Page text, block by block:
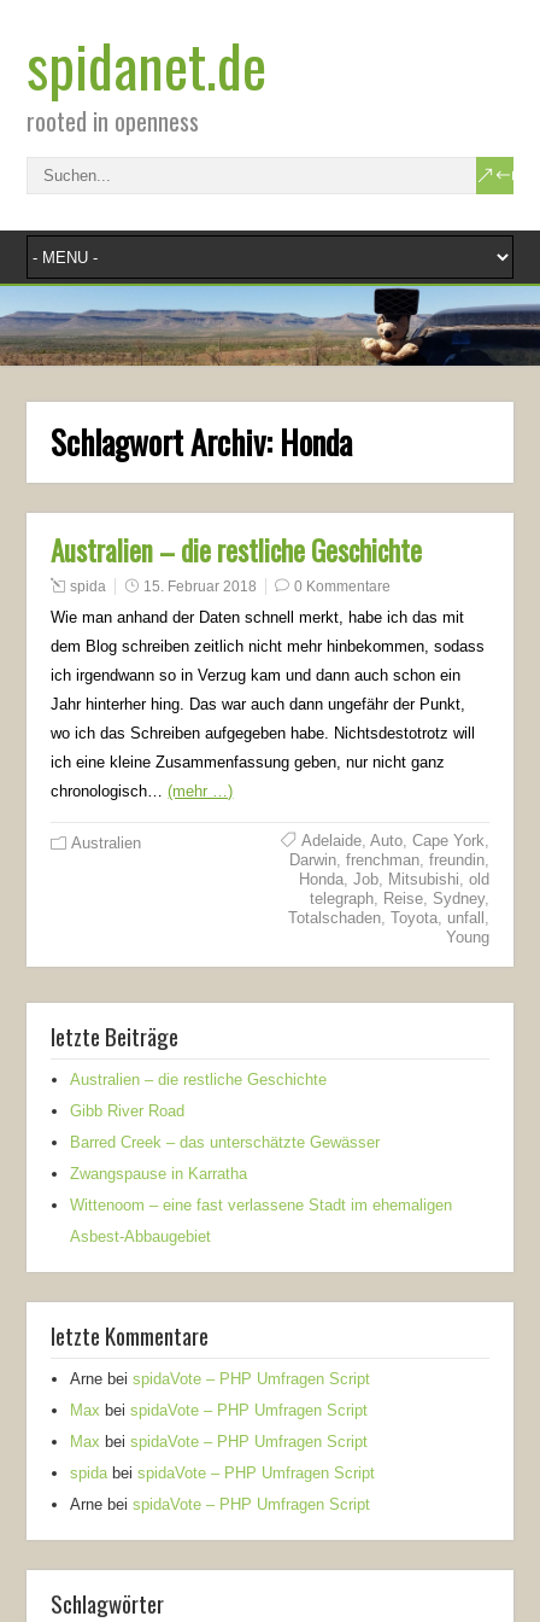
spidanet.de
rooted in openness
Schlagwort Archiv: Honda
Australien – die restliche Geschichte
spida 15. Februar 2018 0 Kommentare
Wie man anhand der Daten schnell merkt, habe ich das mit
dem Blog schreiben zeitlich nicht mehr hinbekommen, sodass
ich irgendwann so in Verzug kam und dann auch schon ein
Jahr hinterher hing. Das war auch dann ungefähr der Punkt,
wo ich das Schreiben aufgegeben habe. Nichtsdestotrotz will
ich eine kleine Zusammenfassung geben, nur nicht ganz
chronologisch…(mehr …)
Australien Adelaide, Auto, Cape York
Darwin, frenchman, freundin,
Honda, Job, Mitsubishi old
telegraph, Reise, Sydney,
Totalschaden, Toyota, unfall
Young
letzte Beiträge
Australien – die restliche Geschichte
Gibb River Road
Barred Creek – das unterschätzte Gewässer
Zwangspause in Karratha
Wittenoom – eine fast verlassene Stadt im ehemaligen
Asbest-Abbaugebiet
letzte Kommentare
Arne beispidaVote – PHP Umfragen Script
Max beispidaVote – PHP Umfragen Script
Max beispidaVote – PHP Umfragen Script
spida beispidaVote – PHP Umfragen Script
Arne beispidaVote – PHP Umfragen Script
Schlagwörter